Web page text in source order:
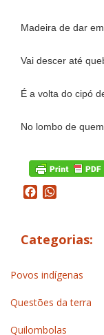
Madeira de dar
Vai descer até
É a volta do cipó
No lombo de
Facebook
Categorias:
Povos indígenas
Questões da terra
Quilombolas